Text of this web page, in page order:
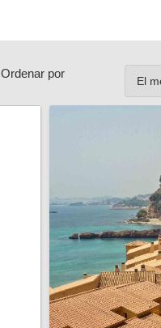
Ordenar por